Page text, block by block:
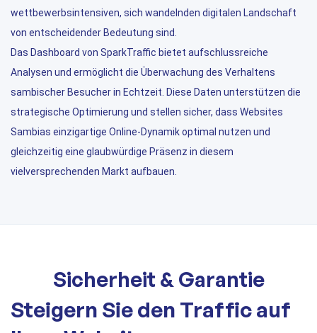
wettbewerbsintensiven, sich wandelnden digitalen Landschaft
von entscheidender Bedeutung sind.
Das Dashboard von SparkTraffic bietet aufschlussreiche
Analysen und ermöglicht die Überwachung des Verhaltens
sambischer Besucher in Echtzeit. Diese Daten unterstützen die
strategische Optimierung und stellen sicher, dass Websites
Sambias einzigartige Online-Dynamik optimal nutzen und
gleichzeitig eine glaubwürdige Präsenz in diesem
vielversprechenden Markt aufbauen.
Sicherheit & Garantie
Steigern Sie den Traffic auf